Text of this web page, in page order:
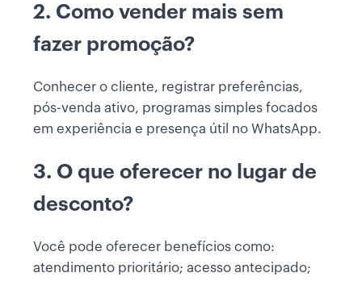
2. Como vender mais sem
fazer promoção?
Conhecer o cliente, registrar preferências,
pós-venda ativo, programas simples focados
em experiência e presença útil no WhatsApp.
3. O que oferecer no lugar de
desconto?
Você pode oferecer benefícios como:
atendimento prioritário; acesso antecipado;